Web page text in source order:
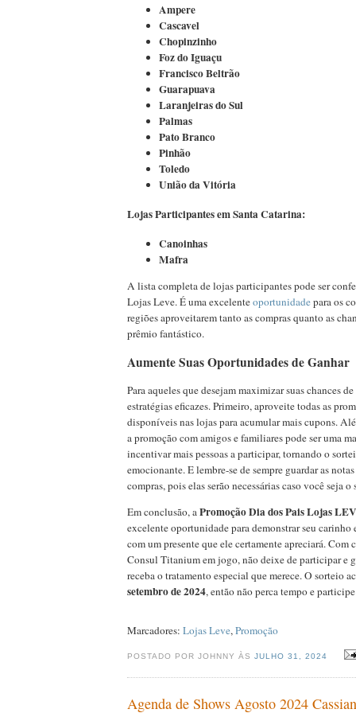
Ampere
Cascavel
Chopinzinho
Foz do Iguaçu
Francisco Beltrão
Guarapuava
Laranjeiras do Sul
Palmas
Pato Branco
Pinhão
Toledo
União da Vitória
Lojas Participantes em Santa Catarina:
Canoinhas
Mafra
A lista completa de lojas participantes pode ser
Lojas Leve. É uma excelenteoportunidadepara os
regiões aproveitarem tanto as compras quanto as
prêmio fantástico.
Aumente Suas Oportunidades de Ganhar
Para aqueles que desejam maximizar suas chances de
estratégias eficazes. Primeiro, aproveite todas as
disponíveis nas lojas para acumular mais cupons.
a promoção com amigos e familiares pode ser uma
incentivar mais pessoas a participar, tornando o
emocionante. E lembre-se de sempre guardar as
compras, pois elas serão necessárias caso você seja
Em conclusão, aPromoção Dia dos Pais Lojas
excelente oportunidade para demonstrar seu carinho
com um presente que ele certamente apreciará. Com
Consul Titanium em jogo, não deixe de participar e
receba o tratamento especial que merece. O sorteio
setembro de 2024, então não perca tempo e
Marcadores: Lojas Leve,Promoção
POSTADO POR JOHNNY ÀSJULHO 31, 2024
Agenda de Shows Agosto 2024